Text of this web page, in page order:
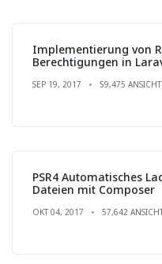
Implementierung von
Berechtigungen in
SEP 19, 2017 59,475
PSR4 Automatisches
Dateien mit Composer
OKT 04, 2017 57,642